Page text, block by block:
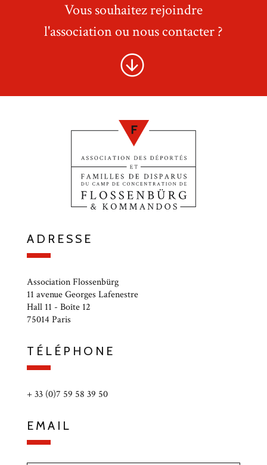
Vous souhaitez rejoindre
l'association ou nous contacter ?
ADRESSE
Association Flossenbürg
11 avenue Georges Lafenestre
Hall 11 - Boîte 12
75014 Paris
TÉLÉPHONE
+ 33 (0)7 59 58 39 50
EMAIL